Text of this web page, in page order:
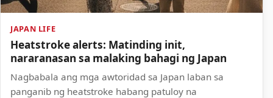
JAPAN LIFE
Heatstroke alerts: Matinding init,
nararanasan sa malaking bahagi ng Japan
Nagbabala ang mga awtoridad sa Japan laban sa
panganib ng heatstroke habang patuloy na